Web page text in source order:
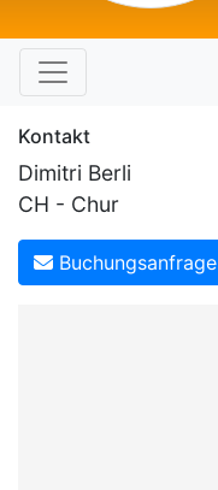
Kontakt
Dimitri Berli
CH - Chur
Buchungsanfrage